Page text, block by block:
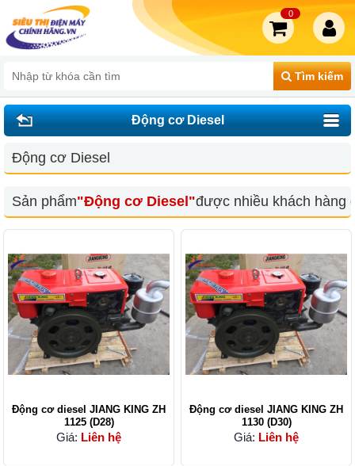
Tìm kiếm
0
Động cơ Diesel
Động cơ Diesel
Sản phẩm"Động cơ Diesel"được nhiều khách hàng
Động cơ diesel JIANG KING ZH
1125 (D28)
Giá: Liên hệ
Động cơ diesel JIANG KING ZH
1130 (D30)
Giá: Liên hệ